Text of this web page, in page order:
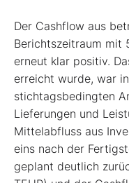
Der Cashflow aus
Berichtszeitraum mit
erneut klar positiv.
erreicht wurde, war
stichtagsbedingten
Lieferungen und
Mittelabfluss aus
eins nach der
geplant deutlich